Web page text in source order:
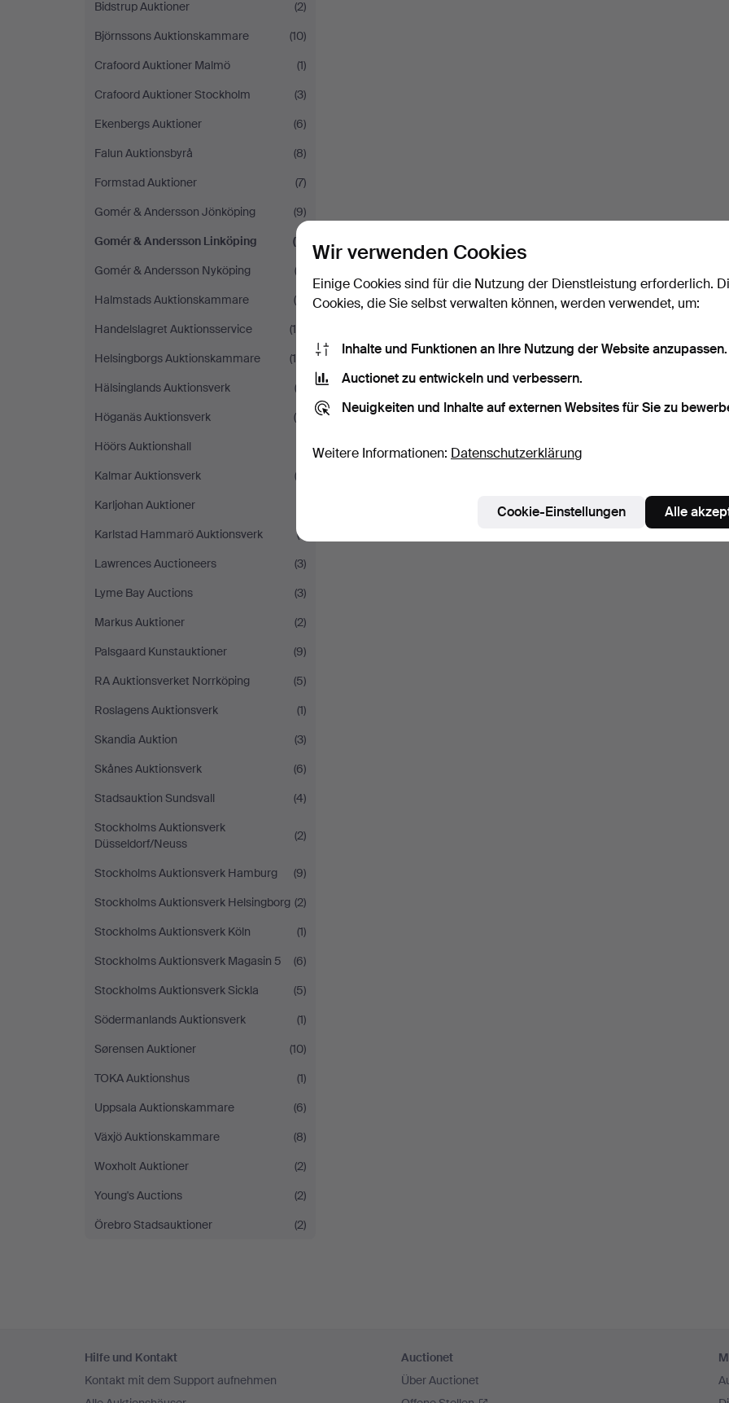
Bidstrup Auktioner
(2)
Björnssons Auktionskammare
(10)
Crafoord Auktioner Malmö
(1)
Crafoord Auktioner Stockholm
(3)
Ekenbergs Auktioner
(6)
Falun Auktionsbyrå
(8)
Formstad Auktioner
(7)
Gomér & Andersson Jönköping
(9)
Gomér & Andersson Linköping
(2)
Gomér & Andersson Nyköping
(2)
Halmstads Auktionskammare
(5)
Handelslagret Auktionsservice
(18)
Helsingborgs Auktionskammare
(14)
Hälsinglands Auktionsverk
(2)
Höganäs Auktionsverk
(5)
Höörs Auktionshall
Kalmar Auktionsverk
(2)
Karljohan Auktioner
Karlstad Hammarö Auktionsverk
(1)
Lawrences Auctioneers
(3)
Lyme Bay Auctions
(3)
Markus Auktioner
(2)
Palsgaard Kunstauktioner
(9)
RA Auktionsverket Norrköping
(5)
Roslagens Auktionsverk
(1)
Skandia Auktion
(3)
Skånes Auktionsverk
(6)
Stadsauktion Sundsvall
(4)
Stockholms Auktionsverk
Düsseldorf/Neuss
(2)
Stockholms Auktionsverk Hamburg
(9)
Stockholms Auktionsverk Helsingborg (2)
Stockholms Auktionsverk Köln
(1)
Stockholms Auktionsverk Magasin 5
(6)
Stockholms Auktionsverk Sickla
(5)
Södermanlands Auktionsverk
(1)
Sørensen Auktioner
(10)
TOKA Auktionshus
(1)
Uppsala Auktionskammare
(6)
Växjö Auktionskammare
(8)
Woxholt Auktioner
(2)
Young's Auctions
(2)
Örebro Stadsauktioner
(2)
Navigation
Hilfe und Kontakt
Kontakt mit dem Support aufnehmen
Auctionet
Über Auctionet
Wir verwenden Cookies
Einige Cookies sind für die Nutzung der Dienstleistung erforderlich.
Cookies, die Sie selbst verwalten können, werden verwendet, um:
Inhalte und Funktionen an Ihre Nutzung der Website anzupassen.
Auctionet zu entwickeln und verbessern.
Neuigkeiten und Inhalte auf externen Websites für Sie zu
Weitere Informationen: Datenschutzerklärung
Cookie-Einstellungen Alle